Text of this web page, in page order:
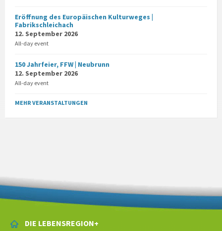
Eröffnung des Europäischen Kulturweges |
Fabrikschleichach
12. September 2026
All-day event
150 Jahrfeier, FFW | Neubrunn
12. September 2026
All-day event
MEHR VERANSTALTUNGEN
DIE LEBENSREGION+